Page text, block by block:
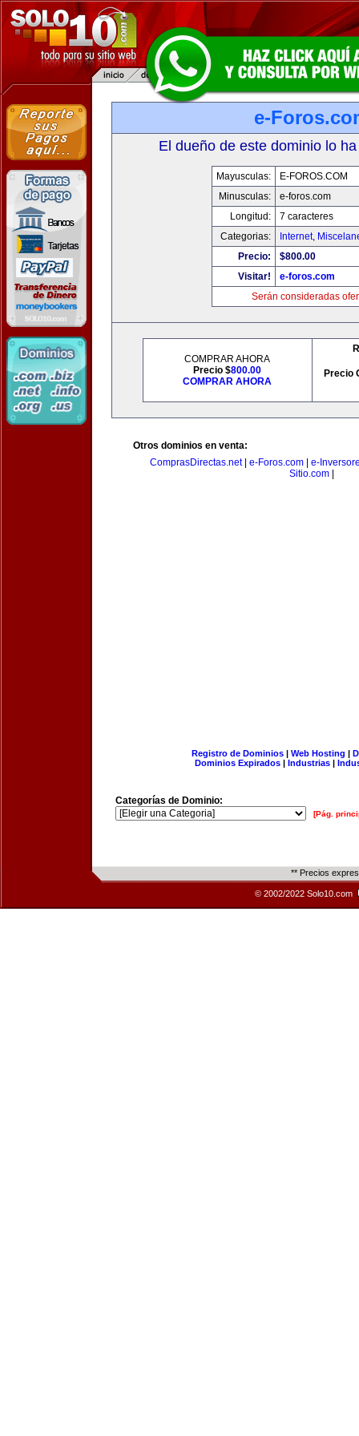
e-
El dueño de este dominio lo
Mayusculas:
E-FOROS.COM
Minusculas:
e-foros.com
Longitud:
7 caracteres
Categorias:
Internet,
Precio:
$800.00
Visitar!
e-foros.com
Serán consideradas
COMPRAR AHORA
Precio $800.00
COMPRAR AHORA
Precio
Otros dominios en venta:
ComprasDirectas.net| e-Foros.com
e-
Sitio.com
Registro de Dominios| Web Hosting |
Dominios Expirados | Industrias |
Categorías de Dominio:
[Pág.
** Precios
© 2002/2022 Solo10.com